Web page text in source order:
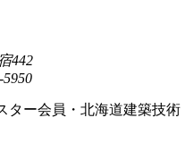
442
ター会員・北海道建築技術